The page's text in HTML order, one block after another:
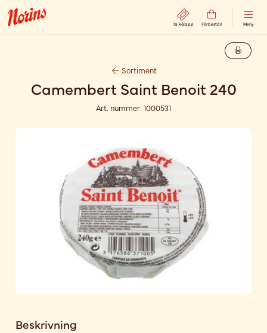
Ta kölapp Förbeställ Meny
Sortiment
Camembert Saint Benoit 240
Art. nummer: 1000531
Beskrivning